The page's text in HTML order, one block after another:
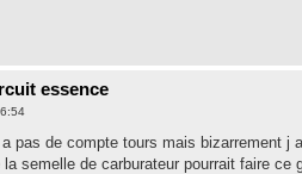
essence
pas de compte tours mais bizarrement j
semelle de carburateur pourrait faire ce